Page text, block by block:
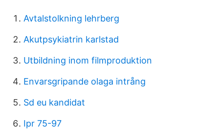
Avtalstolkning lehrberg
Akutpsykiatrin karlstad
Utbildning inom filmproduktion
Envarsgripande olaga intrång
Sd eu kandidat
Ipr 75-97